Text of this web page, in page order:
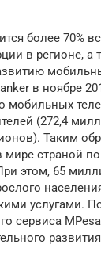
более 70%
в регионе, а
в ноябре
мобильных
(272,4
Таким
мире страной
этом, 65
услугами.
сервиса